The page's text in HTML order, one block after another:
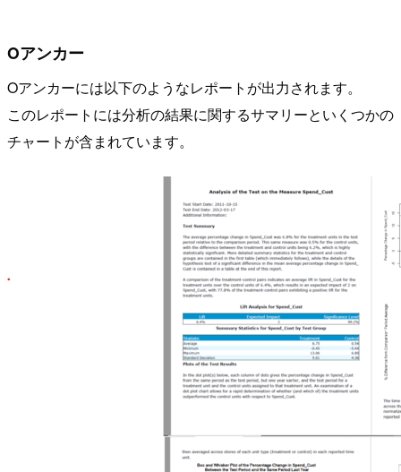
Oアンカー
Oアンカーには以下のようなレポートが出力されます。
このレポートには分析の結果に関するサマリーといくつかの
チャートが含まれています。